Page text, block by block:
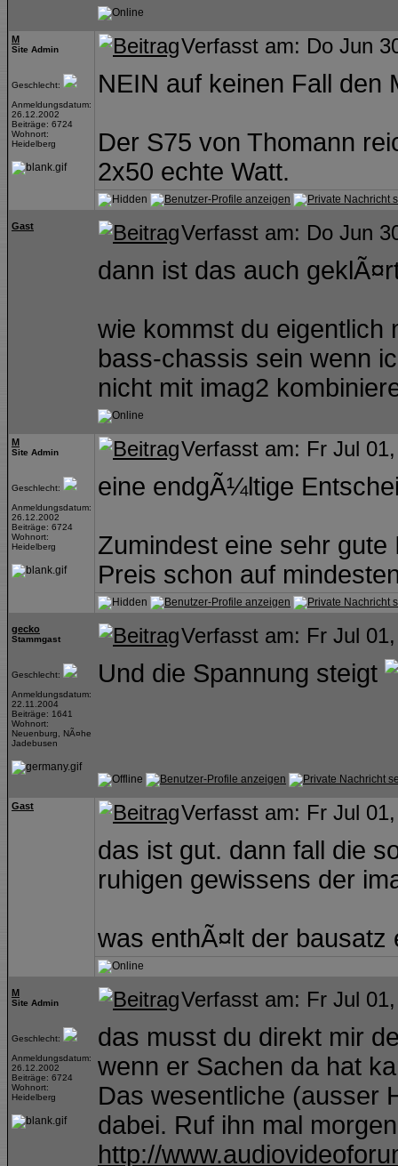
M
Site Admin
Geschlecht:
Anmeldungsdatum:
26.12.2002
Beiträge: 6724
Wohnort:
Heidelberg
Verfasst am: Do Jun
NEIN auf keinen Fall den
Der S75 von Thomann
2x50 echte Watt.
Gast Verfasst am: Do Jun
dann ist das auch
wie kommst du eigentlich
bass-chassis sein wenn
nicht mit imag2
M
Site Admin
Geschlecht:
Anmeldungsdatum:
26.12.2002
Beiträge: 6724
Wohnort:
Heidelberg
Verfasst am: Fr Jul
eine endgÃ¼ltige
Zumindest eine sehr
Preis schon auf
gecko
Stammgast
Geschlecht:
Anmeldungsdatum:
22.11.2004
Beiträge: 1641
Wohnort:
Neuenburg, NÃ¤he
Jadebusen
Verfasst am: Fr Jul
Und die Spannung steigt
Gast Verfasst am: Fr Jul
das ist gut. dann fall die
ruhigen gewissens der
was enthÃ¤lt der bausatz
M
Site Admin
Geschlecht:
Anmeldungsdatum:
26.12.2002
Beiträge: 6724
Wohnort:
Heidelberg
Verfasst am: Fr Jul
das musst du direkt mir
wenn er Sachen da hat
Das wesentliche (ausser
dabei. Ruf ihn mal
http://